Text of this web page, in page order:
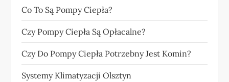
Co To Są Pompy Ciepła?
Czy Pompy Ciepła Są Opłacalne?
Czy Do Pompy Ciepła Potrzebny Jest Komin?
Systemy Klimatyzacji Olsztyn